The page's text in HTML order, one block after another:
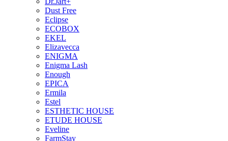
Dust Free
Eclipse
ECOBOX
EKEL
Elizavecca
ENIGMA
Enigma Lash
Enough
EPICA
Ermila
Estel
ESTHETIC HOUSE
ETUDE HOUSE
Eveline
FarmStay